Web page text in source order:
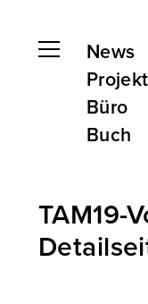
News
Büro
Buch
TAM19-